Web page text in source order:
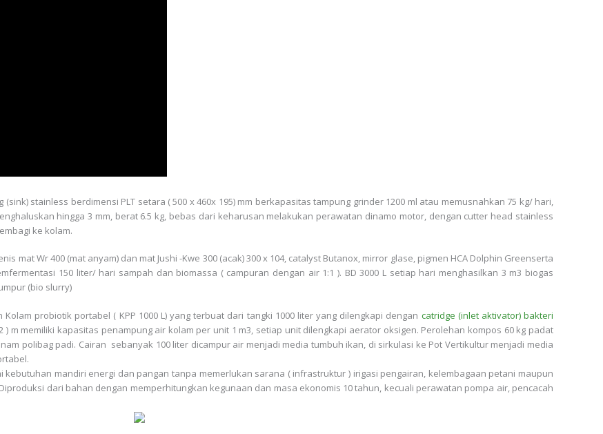
stainless berdimensi PLT setara ( 500 x 460x 195) mm berkapasitas tampung grinder 1200 ml atau memusnahkan 75 kg/ hari,
hingga 3 mm, berat 6.5 kg, bebas dari keharusan melakukan perawatan dinamo motor, dengan cutter head stainless
ke kolam.
mat Wr 400 (mat anyam) dan mat Jushi -Kwe 300 (acak) 300 x 104, catalyst Butanox, mirror glase, pigmen HCA Dolphin Greenserta
150 liter/ hari sampah dan biomassa ( campuran dengan air 1:1 ). BD 3000 L setiap hari menghasilkan 3 m3 biogas
(bio slurry)
probiotik portabel ( KPP 1000 L) yang terbuat dari tangki 1000 liter yang dilengkapi dengan catridge (inlet aktivator) bakteri
) m memiliki kapasitas penampung air kolam per unit 1 m3, setiap unit dilengkapi aerator oksigen. Perolehan kompos 60 kg padat
polibag padi. Cairan sebanyak 100 liter dicampur air menjadi media tumbuh ikan, di sirkulasi ke Pot Vertikultur menjadi media
mandiri energi dan pangan tanpa memerlukan sarana ( infrastruktur ) irigasi pengairan, kelembagaan petani maupun
dari bahan dengan memperhitungkan kegunaan dan masa ekonomis 10 tahun, kecuali perawatan pompa air, pencacah